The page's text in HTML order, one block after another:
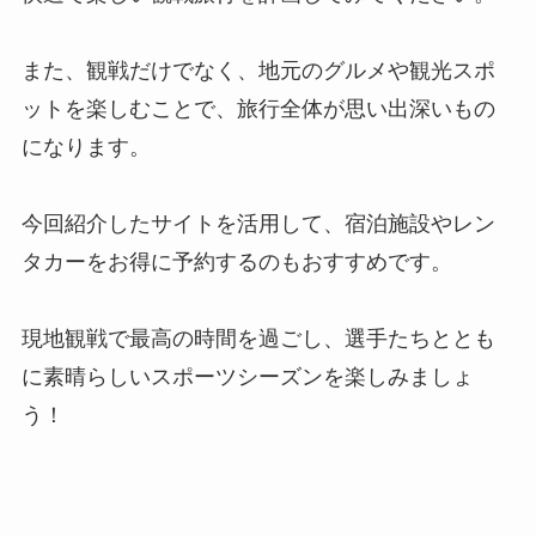
テレビでは見られない生のプレーを通じて、選手
の魅力を再発見できる貴重な機会でもあります。
動手段、さらには観戦に役立つ持ち物を参考にし
て、
快適で楽しい観戦旅行を計画してみてください。
また、観戦だけでなく、地元のグルメや観光スポ